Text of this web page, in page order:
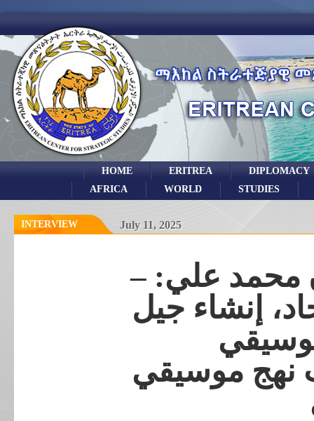
DIPLOMACY
ERITREA
HOME
STUDIES
WORLD
AFRICA
INTERVIEW July 11, 2025
محمد علي: –
إنشاء جيل
نهج موسيقي